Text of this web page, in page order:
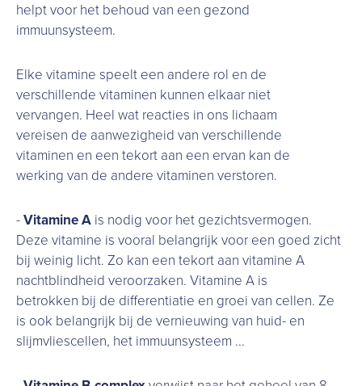
helpt voor het behoud van een gezond
immuunsysteem.
Elke vitamine speelt een andere rol en de
verschillende vitaminen kunnen elkaar niet
vervangen. Heel wat reacties in ons lichaam
vereisen de aanwezigheid van verschillende
vitaminen en een tekort aan een ervan kan de
werking van de andere vitaminen verstoren.
-Vitamine A is nodig voor het gezichtsvermogen.
Deze vitamine is vooral belangrijk voor een goed zicht
bij weinig licht. Zo kan een tekort aan vitamine A
nachtblindheid veroorzaken. Vitamine A is
betrokken bij de differentiatie en groei van cellen. Ze
is ook belangrijk bij de vernieuwing van huid- en
slijmvliescellen, het immuunsysteem ...